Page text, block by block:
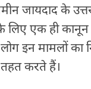
जायदाद के
लिए एक ही कानून
इन मामलों का
करते हैं।